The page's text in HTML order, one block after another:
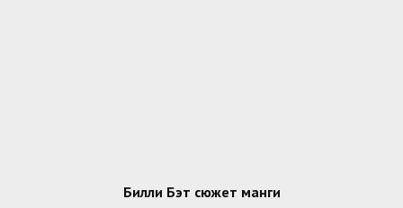
Билли Бэт сюжет манги